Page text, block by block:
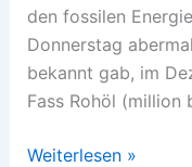
den fossilen
Donnerstag
bekannt gab, im
Fass Rohöl (million
Der
Weiterlesen »